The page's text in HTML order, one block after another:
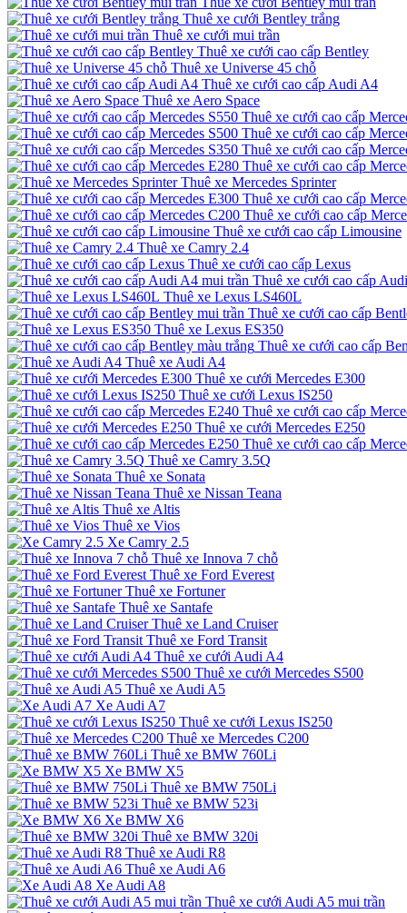
Thuê xe cưới Bentley trắng
Thuê xe cưới mui trần
Thuê xe cưới cao cấp Bentley
Thuê xe Universe 45 chỗ
Thuê xe cưới cao cấp Audi A4
Thuê xe Aero Space
Thuê xe cưới cao cấp
Thuê xe cưới cao cấp
Thuê xe cưới cao cấp
Thuê xe cưới cao cấp
Thuê xe Mercedes Sprinter
Thuê xe cưới cao cấp
Thuê xe cưới cao cấp
Thuê xe cưới cao cấp Limousine
Thuê xe Camry 2.4
Thuê xe cưới cao cấp Lexus
Thuê xe cưới cao cấp
Thuê xe Lexus LS460L
Thuê xe cưới cao cấp
Thuê xe Lexus ES350
Thuê xe cưới cao cấp
Thuê xe Audi A4
Thuê xe cưới Mercedes E300
Thuê xe cưới Lexus IS250
Thuê xe cưới cao cấp
Thuê xe cưới Mercedes E250
Thuê xe cưới cao cấp
Thuê xe Camry 3.5Q
Thuê xe Sonata
Thuê xe Nissan Teana
Thuê xe Altis
Thuê xe Vios
Xe Camry 2.5
Thuê xe Innova 7 chỗ
Thuê xe Ford Everest
Thuê xe Fortuner
Thuê xe Santafe
Thuê xe Land Cruiser
Thuê xe Ford Transit
Thuê xe cưới Audi A4
Thuê xe cưới Mercedes S500
Thuê xe Audi A5
Xe Audi A7
Thuê xe cưới Lexus IS250
Thuê xe Mercedes C200
Thuê xe BMW 760Li
Xe BMW X5
Thuê xe BMW 750Li
Thuê xe BMW 523i
Xe BMW X6
Thuê xe BMW 320i
Thuê xe Audi R8
Thuê xe Audi A6
Xe Audi A8
Thuê xe cưới Audi A5 mui trần